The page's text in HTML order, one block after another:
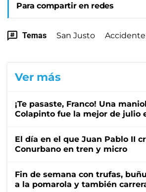
Para compartir en redes
Temas San Justo
Ver más
¡Te pasaste, Franco! Una
Colapinto fue la mejor de julio
El día en el que Juan Pablo II
Conurbano en tren y micro
Fin de semana con trufas,
a la pomarola y también